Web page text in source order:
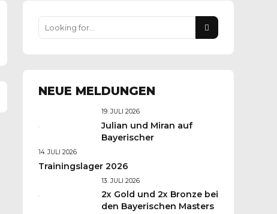
NEUE MELDUNGEN
19. JULI 2026
Julian und Miran auf
Bayerischer
14. JULI 2026
Trainingslager 2026
13. JULI 2026
2x Gold und 2x Bronze bei
den Bayerischen Masters